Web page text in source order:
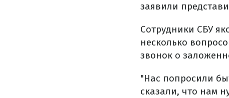
заявили
Сотрудники СБУ
несколько
звонок о
"Нас попросили
сказали, что нам